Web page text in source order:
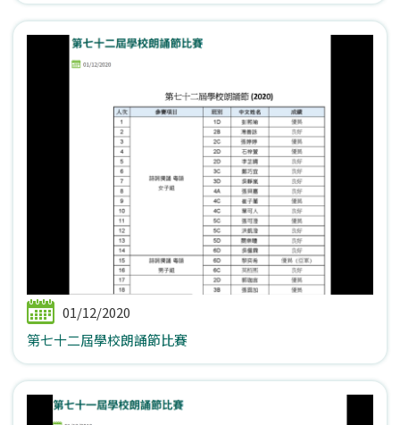
01/12/2020
第七十二屆學校朗誦節比賽